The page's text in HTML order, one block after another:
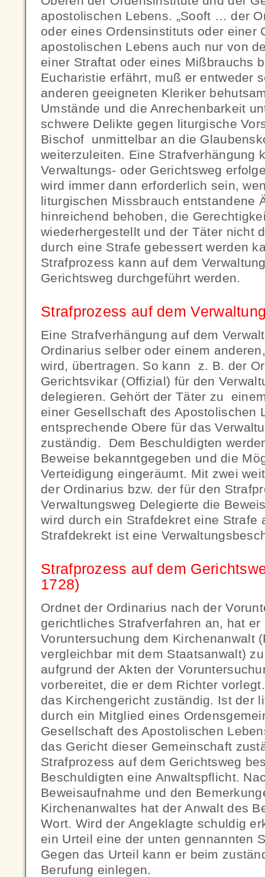
apostolischen Lebens. „Sooft … der
oder eines Ordensinstituts oder einer
apostolischen Lebens auch nur von
einer Straftat oder eines Mißbrauchs
Eucharistie erfährt, muß er entweder
anderen geeigneten Kleriker
Umstände und die Anrechenbarkeit
schwere Delikte gegen liturgische
Bischof unmittelbar an die
weiterzuleiten. Eine Strafverhängung
Verwaltungs- oder Gerichtsweg
wird immer dann erforderlich sein,
liturgischen Missbrauch entstandene
hinreichend behoben, die
wiederhergestellt und der Täter nicht
durch eine Strafe gebessert werden
Strafprozess kann auf dem
Gerichtsweg durchgeführt werden.
Strafprozess auf dem
Eine Strafverhängung auf dem
Ordinarius selber oder einem
wird, übertragen. So kann z. B. der
Gerichtsvikar (Offizial) für den
delegieren. Gehört der Täter zu
einer Gesellschaft des Apostolischen
entsprechende Obere für das
zuständig. Dem Beschuldigten
Beweise bekanntgegeben und die
Verteidigung eingeräumt. Mit zwei
der Ordinarius bzw. der für den
Verwaltungsweg Delegierte die
wird durch ein Strafdekret eine Strafe
Strafdekrekt ist eine
Strafprozess auf dem
1728)
Ordnet der Ordinarius nach der
gerichtliches Strafverfahren an, hat er
Voruntersuchung dem Kirchenanwalt
vergleichbar mit dem Staatsanwalt)
aufgrund der Akten der
vorbereitet, die er dem Richter
das Kirchengericht zuständig. Ist der
durch ein Mitglied eines
Gesellschaft des Apostolischen
das Gericht dieser Gemeinschaft
Strafprozess auf dem Gerichtsweg
Beschuldigten eine Anwaltspflicht.
Beweisaufnahme und den
Kirchenanwaltes hat der Anwalt des
Wort. Wird der Angeklagte schuldig
ein Urteil eine der unten gennannten
Gegen das Urteil kann er beim
Berufung einlegen.